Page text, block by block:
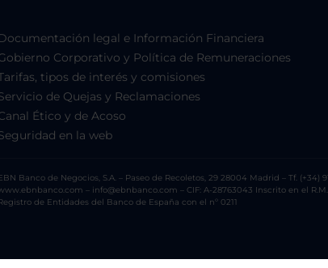
legal e Información Financiera
Corporativo y Política de Remuneraciones
tipos de interés y comisiones
de Quejas y Reclamaciones
Ético y de Acoso
en la web
Banco de Negocios, S.A. – Paseo de Recoletos, 29 28004 Madrid – Tf. (+34)
– info@ebnbanco.com – CIF: A-28763043 Inscrito en el
de Entidades del Banco de España con el nº 0211